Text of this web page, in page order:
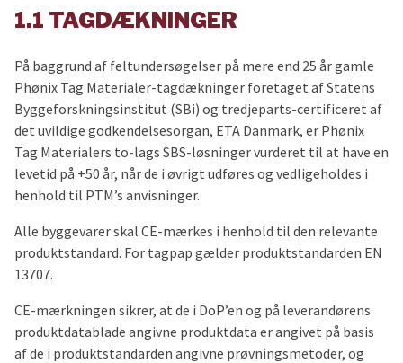
1.1 TAGDÆKNINGER
På baggrund af feltundersøgelser på mere end 25 år gamle
Phønix Tag Materialer-tagdækninger foretaget af Statens
Byggeforskningsinstitut (SBi) og tredjeparts-certificeret af
det uvildige godkendelsesorgan, ETA Danmark, er Phønix
Tag Materialers to-lags SBS-løsninger vurderet til at have en
levetid på +50 år, når de i øvrigt udføres og vedligeholdes i
henhold til PTM’s anvisninger.
Alle byggevarer skal CE-mærkes i henhold til den relevante
produktstandard. For tagpap gælder produktstandarden EN
13707.
CE-mærkningen sikrer, at de i DoP’en og på leverandørens
produktdatablade angivne produktdata er angivet på basis
af de i produktstandarden angivne prøvningsmetoder, og